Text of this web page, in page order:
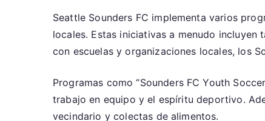
Seattle Sounders FC implementa varios
locales. Estas iniciativas a menudo
con escuelas y organizaciones locales, los
Programas como “Sounders FC Youth
trabajo en equipo y el espíritu deportivo.
vecindario y colectas de alimentos.